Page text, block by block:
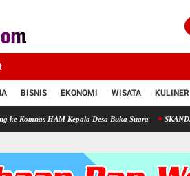
BISNIS EKONOMI WISATA KULINER
HAM Kepala Desa Buka Suara SKANDAL TELUR